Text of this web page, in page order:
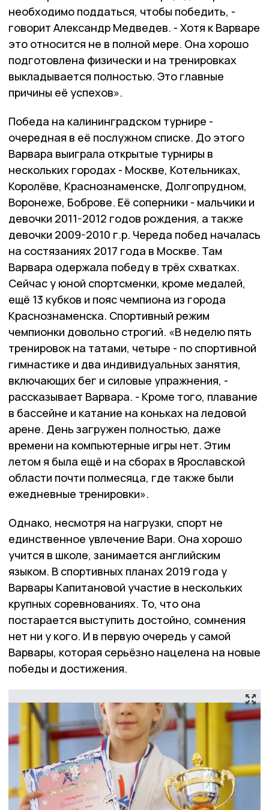
необходимо поддаться, чтобы победить, -
говорит Александр Медведев. - Хотя к Варваре
это относится не в полной мере. Она хорошо
подготовлена физически и на тренировках
выкладывается полностью. Это главные
причины её успехов».
Победа на калининградском турнире -
очередная в её послужном списке. До этого
Варвара выиграла открытые турниры в
нескольких городах - Москве, Котельниках,
Королёве, Краснознаменске, Долгопрудном,
Воронеже, Боброве. Её соперники - мальчики и
девочки 2011-2012 годов рождения, а также
девочки 2009-2010 г.р. Череда побед началась
на состязаниях 2017 года в Москве. Там
Варвара одержала победу в трёх схватках.
Сейчас у юной спортсменки, кроме медалей,
ещё 13 кубков и пояс чемпиона из города
Краснознаменска. Спортивный режим
чемпионки довольно строгий. «В неделю пять
тренировок на татами, четыре - по спортивной
гимнастике и два индивидуальных занятия,
включающих бег и силовые упражнения, -
рассказывает Варвара. - Кроме того, плавание
в бассейне и катание на коньках на ледовой
арене. День загружен полностью, даже
времени на компьютерные игры нет. Этим
летом я была ещё и на сборах в Ярославской
области почти полмесяца, где также были
ежедневные тренировки».
Однако, несмотря на нагрузки, спорт не
единственное увлечение Вари. Она хорошо
учится в школе, занимается английским
языком. В спортивных планах 2019 года у
Варвары Капитановой участие в нескольких
крупных соревнованиях. То, что она
постарается выступить достойно, сомнения
нет ни у кого. И в первую очередь у самой
Варвары, которая серьёзно нацелена на новые
победы и достижения.